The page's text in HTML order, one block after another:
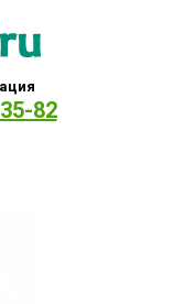
82